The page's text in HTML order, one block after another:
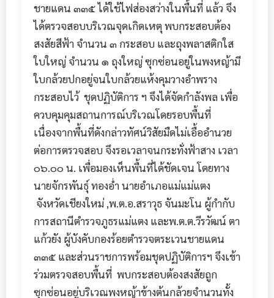
ชายแดน ๓๓๕ ได้ใช้ไฟส่องสว่างในพื้นที่ แล้ว จึง
ได้ตรวจสอบบริเวณจุดเกิดเหตุ พบกระสอบต้อง
สงสัยสีฟ้า จำนวน ๓ กระสอบ และถุงพลาสติกใส
ใบใหญ่ จำนวน ๑ ถุงใหญ่ ซุกซ่อนอยู่ในพงหญ้ามี
ใบกล้วยปกอยู่จนใบกล้วยแห้งคุมวางอำพราง
กระสอบไว้ ชุดปฏิบัติการ ฯ จึงได้จัดกำลังพล เพื่อ
ควบคุมคุมสถานการณ์บริเวณโดยรอบพื้นที่
เนื่องจากพื้นที่ดังกล่าวทัศน์วิสัยมืดไม่เอื้ออำนวย
ต่อการตรวจสอบ จึงรอเวลาจนกระทั่งฟ้าสาง เวลา
๐๖.๐๐ น. เพื่อมองเห็นพื้นที่ได้ชัดเจน โดยทาง
นายจักรพันธุ์ ทองอ่ำ นายอำเภอแม่แม่แตง
จังหวัดเชียงใหม่ ,พ.ต.อ.สราวุธ จันมะโน ผู้กำกับ
การสถานีตำรวจภูธรแม่แตง และพ.ต.ต.วีรวัฒน์ ตา
แก้วยัง ผู้บังคับกองร้อยตำรวจตระเวนชายแดน
๓๓๕ และส่วนราชการพร้อมชุดปฏิบัติการฯ จึงเข้า
ร่วมตรวจสอบพื้นที่ พบกระสอบต้องสงสัยถูก
ซุกซ่อนอยู่บริเวณพงหญ้าข้างต้นกล้วยจำนวนทั้ง